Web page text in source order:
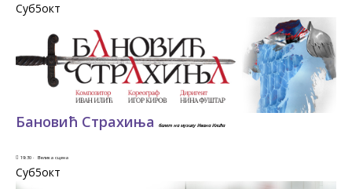
Суб5окт
Бановић Страхиња балет на музику Ивана Илића
19:30 · Велика сцена
Суб5окт